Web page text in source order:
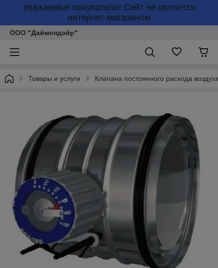
Уважаемые покупатели! Сайт не является
интернет-магазином
ООО "Даймондэйр"
Товары и услуги Клапана постоянного расхода